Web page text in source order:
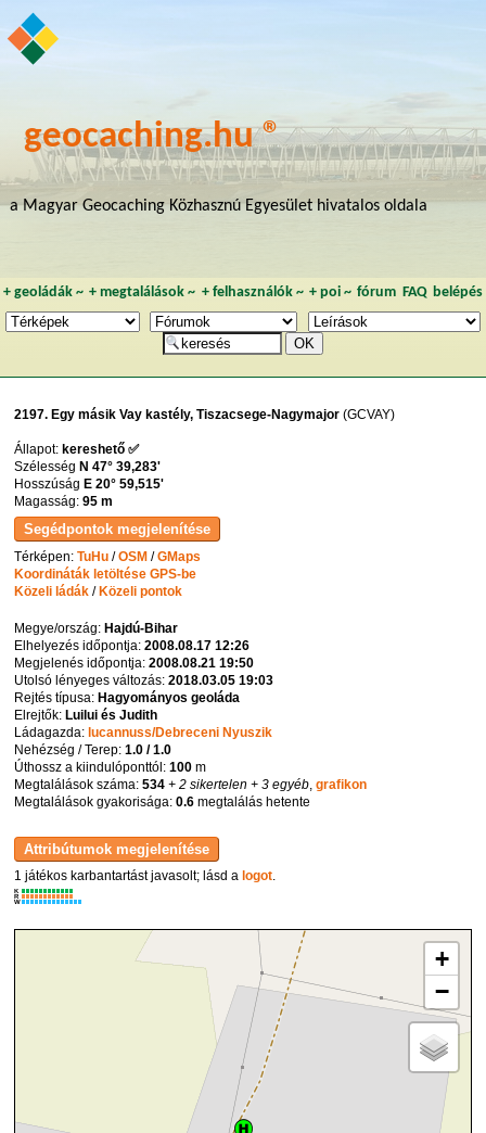
geocaching.hu ®
a Magyar Geocaching Közhasznú Egyesület hivatalos oldala
+ geoládák~ +megtalálások ~ + felhasználók~ + poi~ fórum FAQ belépés
2197. Egy másik Vay kastély, Tiszacsege-Nagymajor (GCVAY)
Állapot:kereshető ✅
SzélességN 47° 39,283'
HosszúságE 20° 59,515'
Magasság:95 m
Térképen:TuHu /OSM /GMaps
Koordináták letöltése GPS-be
Közeli ládák / Közeli pontok
Megye/ország: Hajdú-Bihar
Elhelyezés időpontja:2008.08.17 12:26
Megjelenés időpontja:2008.08.21 19:50
Utolsó lényeges változás:2018.03.05 19:03
Rejtés típusa: Hagyományos geoláda
Elrejtők: Luilui és Judith
Ládagazda: lucannuss/Debreceni Nyuszik
Nehézség / Terep:1.0 / 1.0
Úthossz a kiindulóponttól:100 m
Megtalálások száma:534 + 2 sikertelen + 3 egyéb,grafikon
Megtalálások gyakorisága:0.6 megtalálás hetente
1 játékos karbantartást javasolt; lásd a logot.
K
R
W
+
−